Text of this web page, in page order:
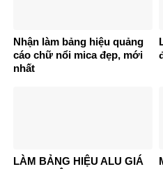
Nhận làm bảng hiệu quảng
cáo chữ nổi mica đẹp, mới
nhất
LÀM BẢNG HIỆU ALU GIÁ